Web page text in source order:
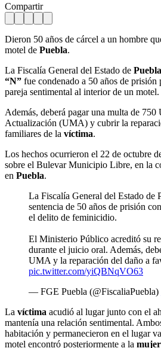
Compartir
Dieron 50 años de cárcel a un hombre
motel de Puebla.
La Fiscalía General del Estado de Puebla
“N” fue condenado a 50 años de prisión
pareja sentimental al interior de un motel.
Además, deberá pagar una multa de
Actualización (UMA) y cubrir la
familiares de la víctima.
Los hechos ocurrieron el 22 de octubre
sobre el Bulevar Municipio Libre, en la
en Puebla.
La Fiscalía General del Estado de
sentencia de 50 años de prisión
el delito de feminicidio.
El Ministerio Público acreditó su
durante el juicio oral. Además,
UMA y la reparación del daño a
pic.twitter.com/yiQBNqVO63
— FGE Puebla (@FiscaliaPuebla)
La víctima acudió al lugar junto con el
mantenía una relación sentimental.
habitación y permanecieron en el lugar
motel encontró posteriormente a la mujer